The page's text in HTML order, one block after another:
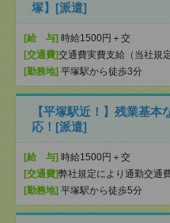
塚】[派遣]
[給 与] 時給1500円＋交
[交通費]交通費実費支給（当社規
[勤務地] 平塚駅から徒歩3分
【平塚駅近！】残業基
応！[派遣]
[給 与] 時給1500円＋交
[交通費]弊社規定により通勤交通
[勤務地] 平塚駅から徒歩5分